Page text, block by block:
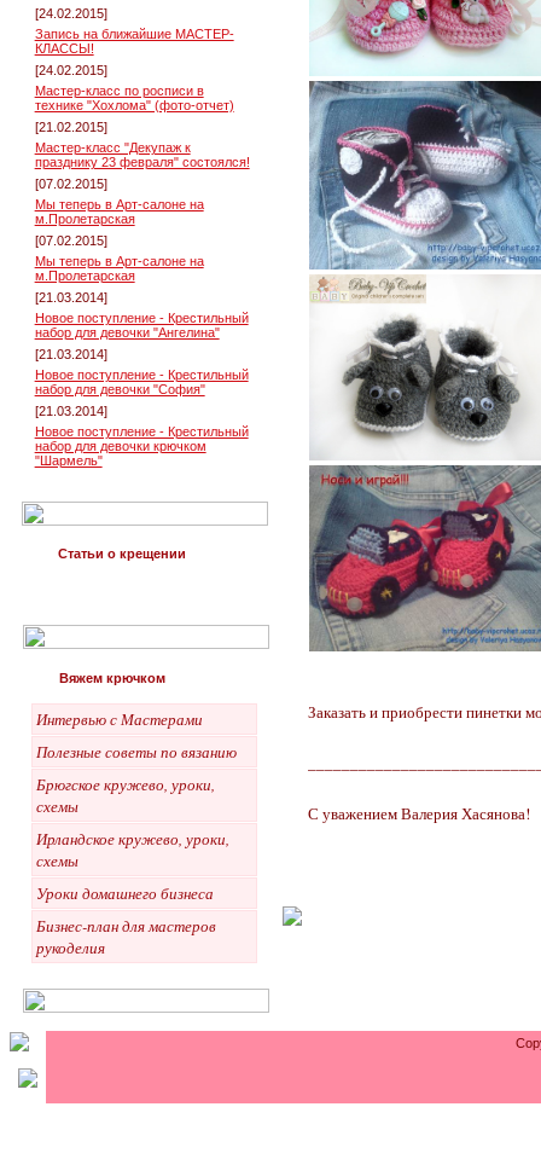
[24.02.2015]
Запись на ближайшие МАСТЕР-
КЛАССЫ!
[24.02.2015]
Мастер-класс по росписи в
технике "Хохлома" (фото-отчет)
[21.02.2015]
Мастер-класс "Декупаж к
празднику 23 февраля" состоялся!
[07.02.2015]
Мы теперь в Арт-салоне на
м.Пролетарская
[07.02.2015]
Мы теперь в Арт-салоне на
м.Пролетарская
[21.03.2014]
Новое поступление - Крестильный
набор для девочки "Ангелина"
[21.03.2014]
Новое поступление - Крестильный
набор для девочки "София"
[21.03.2014]
Новое поступление - Крестильный
набор для девочки крючком
"Шармель"
Статьи о крещении
Вяжем крючком
Интервью с Мастерами
Полезные советы по вязанию
Брюгское кружево, уроки,
схемы
Ирландское кружево, уроки,
схемы
Уроки домашнего бизнеса
Бизнес-план для мастеров
рукоделия
Заказать и приобрести пинетки
С уважением Валерия Хасянова!